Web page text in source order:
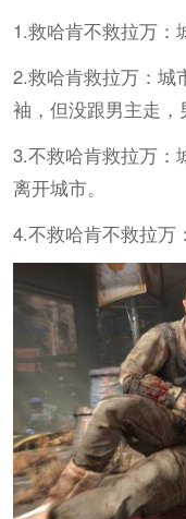
1.救哈肯不救拉万：
2.救哈肯救拉万：城
袖，但没跟男主走，
3.不救哈肯救拉万：
离开城市。
4.不救哈肯不救拉万